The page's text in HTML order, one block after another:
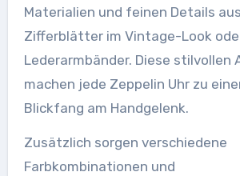
Materialien und feinen Details
Zifferblätter im Vintage-Look
Lederarmbänder. Diese stilvollen
machen jede Zeppelin Uhr zu
Blickfang am Handgelenk.
Zusätzlich sorgen verschiedene
Farbkombinationen und